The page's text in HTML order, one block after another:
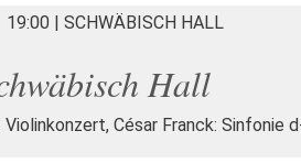
19:00 | SCHWÄBISCH HALL
Hall
César Franck: Sinfonie